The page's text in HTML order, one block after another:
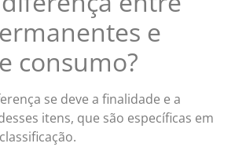
e
consumo?
se deve a finalidade e a
itens, que são específicas em